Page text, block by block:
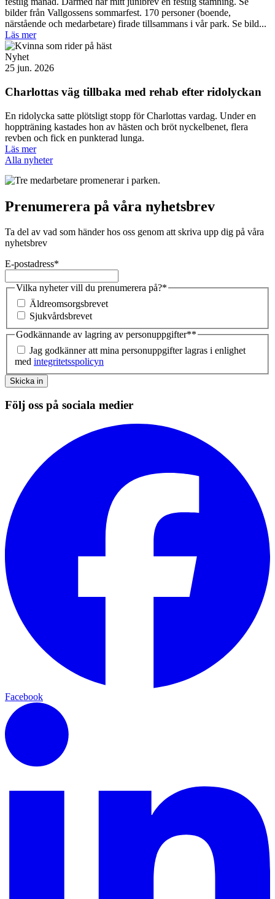
bilder från Vallgossens sommarfest. 170 personer (boende,
närstående och medarbetare) firade tillsammans i vår park. Se bild...
Läs mer
Nyhet
25 jun. 2026
Charlottas väg tillbaka med rehab efter ridolyckan
En ridolycka satte plötsligt stopp för Charlottas vardag. Under en
hoppträning kastades hon av hästen och bröt nyckelbenet, flera
revben och fick en punkterad lunga.
Läs mer
Alla nyheter
Prenumerera på våra nyhetsbrev
Ta del av vad som händer hos oss genom att skriva upp dig på våra
nyhetsbrev
E-postadress*
Vilka nyheter vill du prenumerera på?*
Äldreomsorgsbrevet
Sjukvårdsbrevet
Godkännande av lagring av personuppgifter**
Jag godkänner att mina personuppgifter lagras i enlighet
med integritetsspolicyn
Skicka in
Följ oss på sociala medier
Facebook